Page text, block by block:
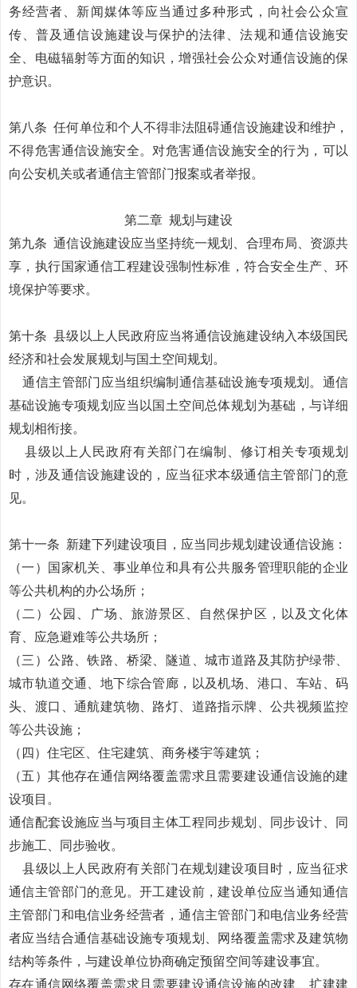
务经营者、新闻媒体等应当通过多种形式，向社会公众宣
传、普及通信设施建设与保护的法律、法规和通信设施安
全、电磁辐射等方面的知识，增强社会公众对通信设施的保
护意识。
第八条 任何单位和个人不得非法阻碍通信设施建设和维护，
不得危害通信设施安全。对危害通信设施安全的行为，可以
向公安机关或者通信主管部门报案或者举报。
第二章 规划与建设
第九条 通信设施建设应当坚持统一规划、合理布局、资源共
享，执行国家通信工程建设强制性标准，符合安全生产、环
境保护等要求。
第十条 县级以上人民政府应当将通信设施建设纳入本级国民
经济和社会发展规划与国土空间规划。
通信主管部门应当组织编制通信基础设施专项规划。通信
基础设施专项规划应当以国土空间总体规划为基础，与详细
规划相衔接。
县级以上人民政府有关部门在编制、修订相关专项规划
时，涉及通信设施建设的，应当征求本级通信主管部门的意
见。
第十一条 新建下列建设项目，应当同步规划建设通信设施：
（一）国家机关、事业单位和具有公共服务管理职能的企业
等公共机构的办公场所；
（二）公园、广场、旅游景区、自然保护区，以及文化体
育、应急避难等公共场所；
（三）公路、铁路、桥梁、隧道、城市道路及其防护绿带、
城市轨道交通、地下综合管廊，以及机场、港口、车站、码
头、渡口、通航建筑物、路灯、道路指示牌、公共视频监控
等公共设施；
（四）住宅区、住宅建筑、商务楼宇等建筑；
（五）其他存在通信网络覆盖需求且需要建设通信设施的建
设项目。
通信配套设施应当与项目主体工程同步规划、同步设计、同
步施工、同步验收。
县级以上人民政府有关部门在规划建设项目时，应当征求
通信主管部门的意见。开工建设前，建设单位应当通知通信
主管部门和电信业务经营者，通信主管部门和电信业务经营
者应当结合通信基础设施专项规划、网络覆盖需求及建筑物
结构等条件，与建设单位协商确定预留空间等建设事宜。
存在通信网络覆盖需求且需要建设通信设施的改建、扩建建